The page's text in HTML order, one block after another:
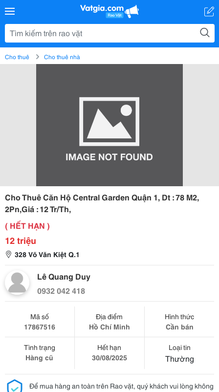
Cho thuê Cho thuê nhà
Cho Thuê Căn Hộ Central Garden Quận 1, Dt : 78 M2,
2Pn,Giá : 12 Tr/Th,
( HẾT HẠN )
12 triệu
328 Võ Văn Kiệt Q.1
Lê Quang Duy
0932 042 418
Mã số
17867516
Địa điểm
Hồ Chí Minh
Hình thức
Cần bán
Tình trạng
Hàng cũ
Hết hạn
30/08/2025
Loại tin
Thường
Để mua hàng an toàn trên Rao vặt, quý khách vui lòng không